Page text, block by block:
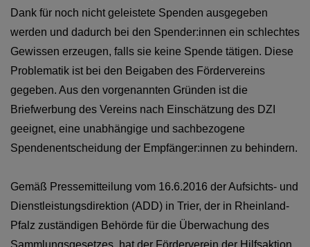
Dank für noch nicht geleistete Spenden ausgegeben
werden und dadurch bei den Spender:innen ein schlechtes
Gewissen erzeugen, falls sie keine Spende tätigen. Diese
Problematik ist bei den Beigaben des Fördervereins
gegeben. Aus den vorgenannten Gründen ist die
Briefwerbung des Vereins nach Einschätzung des DZI
geeignet, eine unabhängige und sachbezogene
Spendenentscheidung der Empfänger:innen zu behindern.
Gemäß Pressemitteilung vom 16.6.2016 der Aufsichts- und
Dienstleistungsdirektion (ADD) in Trier, der in Rheinland-
Pfalz zuständigen Behörde für die Überwachung des
Sammlungsgesetzes, hat der Förderverein der Hilfsaktion